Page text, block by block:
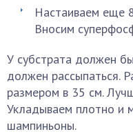
Настаиваем еще
Вносим
У субстрата должен
должен рассыпаться.
размером в 35 см.
Укладываем плотно и
шампиньоны.